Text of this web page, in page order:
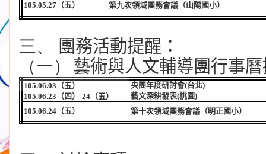
105.05.27（五） 第九次領域團務會議（山陽國小）
三、
團務活動提醒：
（一）
藝術與人文輔導團行事
105.06.03 （五） 央團年度研討會(台北)
105.06.23 （四） -24（五） 藝文深耕發表(桃園)
105.06.24（五） 第十次領域團務會議（明正國小）